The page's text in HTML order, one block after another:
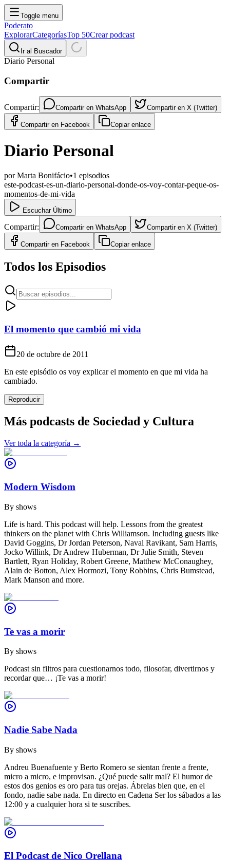
Toggle menu
Poderato
ExplorarCategoríasTop 50Crear podcast
Ir al Buscador
Diario Personal
Compartir
Compartir: Compartir en WhatsApp Compartir en X (Twitter)
Compartir en Facebook Copiar enlace
Diario Personal
porMarta Bonifácio•1 episodios
este-podcast-es-un-diario-personal-donde-os-voy-contar-peque-os-
momentos-de-mi-vida
Escuchar Último
Compartir: Compartir en WhatsApp Compartir en X (Twitter)
Compartir en Facebook Copiar enlace
Todos los Episodios
El momento que cambió mi vida
20 de octubre de 2011
En este episódio os voy explicar el momento en que mi vida ha
cambiado.
Reproducir
Más podcasts de Sociedad y Cultura
Ver toda la categoría →
Modern Wisdom
By shows
Life is hard. This podcast will help. Lessons from the greatest
thinkers on the planet with Chris Williamson. Including guests like
David Goggins, Dr Jordan Peterson, Naval Ravikant, Sam Harris,
Jocko Willink, Dr Andrew Huberman, Dr Julie Smith, Steven
Bartlett, Ryan Holiday, Robert Greene, Matthew McConaughey,
Alain de Botton, Alex Hormozi, Tony Robbins, Chris Bumstead,
Mark Manson and more.
Te vas a morir
By shows
Podcast sin filtros para cuestionarnos todo, filosofar, divertirnos y
recordar que… ¡Te vas a morir!
Nadie Sabe Nada
By shows
Andreu Buenafuente y Berto Romero se sientan frente a frente,
micro a micro, e improvisan. ¿Qué puede salir mal? El humor de
estos dos genios es oro para tus orejas. Ábrelas bien que, en el
fondo, nadie sabe nada. En directo en Cadena Ser los sábados a las
12:00 y a cualquier hora si te suscribes.
El Podcast de Nico Orellana